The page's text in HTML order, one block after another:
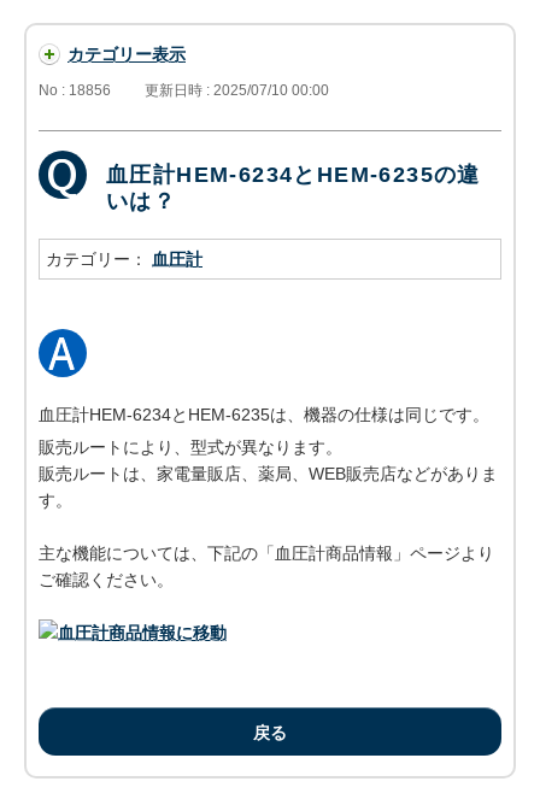
カテゴリー表示
No : 18856 更新日時 : 2025/07/10 00:00
血圧計HEM-6234とHEM-6235の違
いは？
カテゴリー： 血圧計
血圧計HEM-6234とHEM-6235は、機器の仕様は同じです。
販売ルートにより、型式が異なります。
販売ルートは、家電量販店、薬局、WEB販売店などがありま
す。
主な機能については、下記の「血圧計商品情報」ページより
ご確認ください。
戻る